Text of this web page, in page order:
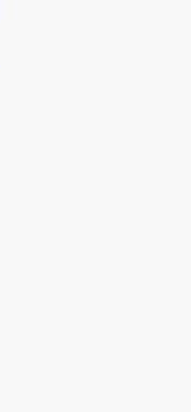
称为“蟑螂”的印
下台
话】华住集团